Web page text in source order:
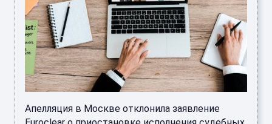
Апелляция в Москве отклонила заявление